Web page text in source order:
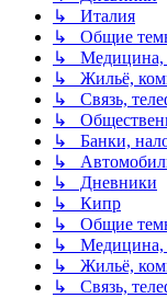
↳ Италия
↳ Общие
↳ Медицина,
↳ Жильё,
↳ Связь,
↳
↳ Банки,
↳
↳ Дневники
↳ Кипр
↳ Общие
↳ Медицина,
↳ Жильё,
↳ Связь,